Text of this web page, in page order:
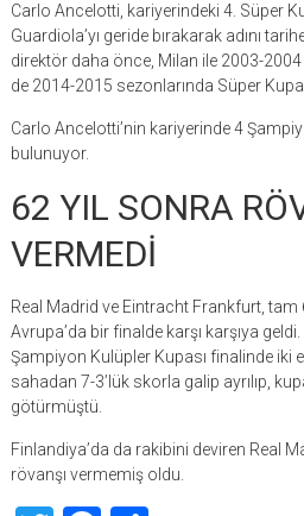
Carlo Ancelotti, kariyerindeki 4. Süper
Guardiola’yı geride bırakarak adını
direktör daha önce, Milan ile 2003-
de 2014-2015 sezonlarında Süper Kupa
Carlo Ancelotti’nin kariyerinde 4
bulunuyor.
62 YIL SONRA
VERMEDİ
Real Madrid ve Eintracht Frankfurt, tam
Avrupa’da bir finalde karşı karşıya
Şampiyon Kulüpler Kupası finalinde iki
sahadan 7-3’lük skorla galip ayrılıp,
götürmüştü.
Finlandiya’da da rakibini deviren Real
rövanşı vermemiş oldu.